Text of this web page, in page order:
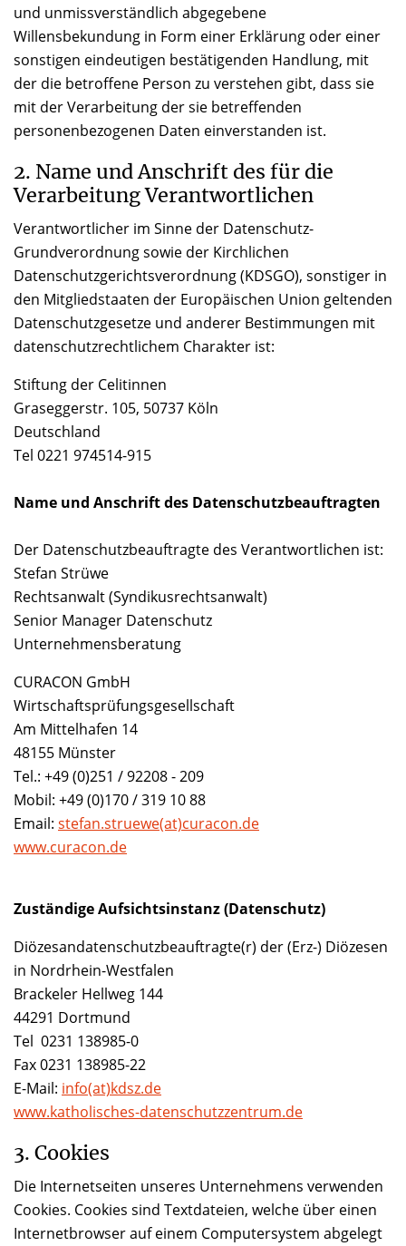
und unmissverständlich abgegebene
Willensbekundung in Form einer Erklärung oder einer
sonstigen eindeutigen bestätigenden Handlung, mit
der die betroffene Person zu verstehen gibt, dass sie
mit der Verarbeitung der sie betreffenden
personenbezogenen Daten einverstanden ist.
2. Name und Anschrift des für die
Verarbeitung Verantwortlichen
Verantwortlicher im Sinne der Datenschutz-
Grundverordnung sowie der Kirchlichen
Datenschutzgerichtsverordnung (KDSGO), sonstiger in
den Mitgliedstaaten der Europäischen Union geltenden
Datenschutzgesetze und anderer Bestimmungen mit
datenschutzrechtlichem Charakter ist:
Stiftung der Celitinnen
Graseggerstr. 105, 50737 Köln
Deutschland
Tel 0221 974514-915
Name und Anschrift des Datenschutzbeauftragten
Der Datenschutzbeauftragte des Verantwortlichen ist:
Stefan Strüwe
Rechtsanwalt (Syndikusrechtsanwalt)
Senior Manager Datenschutz
Unternehmensberatung
CURACON GmbH
Wirtschaftsprüfungsgesellschaft
Am Mittelhafen 14
48155 Münster
Tel.: +49 (0)251 / 92208 - 209
Mobil: +49 (0)170 / 319 10 88
Email: stefan.struewe(at)curacon.de
www.curacon.de
Zuständige Aufsichtsinstanz (Datenschutz)
Diözesandatenschutzbeauftragte(r) der (Erz-) Diözesen
in Nordrhein-Westfalen
Brackeler Hellweg 144
44291 Dortmund
Tel 0231 138985-0
Fax 0231 138985-22
E-Mail: info(at)kdsz.de
www.katholisches-datenschutzzentrum.de
3. Cookies
Die Internetseiten unseres Unternehmens verwenden
Cookies. Cookies sind Textdateien, welche über einen
Internetbrowser auf einem Computersystem abgelegt